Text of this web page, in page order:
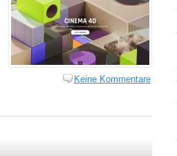
Keine Kommentare